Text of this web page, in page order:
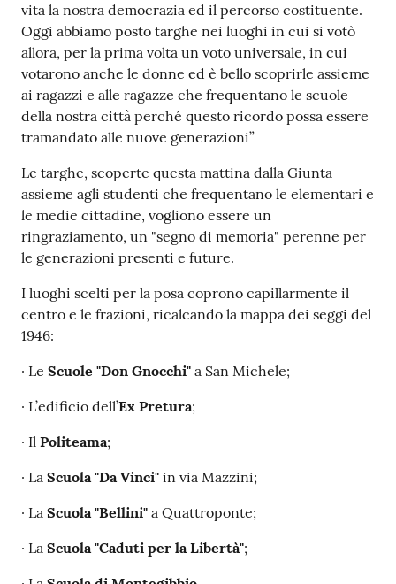
vita la nostra democrazia ed il percorso costituente.
Oggi abbiamo posto targhe nei luoghi in cui si votò
allora, per la prima volta un voto universale, in cui
votarono anche le donne ed è bello scoprirle assieme
ai ragazzi e alle ragazze che frequentano le scuole
della nostra città perché questo ricordo possa essere
tramandato alle nuove generazioni”
Le targhe, scoperte questa mattina dalla Giunta
assieme agli studenti che frequentano le elementari e
le medie cittadine, vogliono essere un
ringraziamento, un "segno di memoria" perenne per
le generazioni presenti e future.
I luoghi scelti per la posa coprono capillarmente il
centro e le frazioni, ricalcando la mappa dei seggi del
1946:
· Le Scuole "Don Gnocchi" a San Michele;
· L’edificio dell’Ex Pretura;
· Il Politeama;
· La Scuola "Da Vinci" in via Mazzini;
· La Scuola "Bellini" a Quattroponte;
· La Scuola "Caduti per la Libertà";